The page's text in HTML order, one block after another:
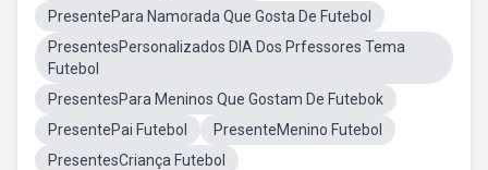
PresentePara Namorada Que Gosta De Futebol
PresentesPersonalizados DIA Dos Prfessores Tema
Futebol
PresentesPara Meninos Que Gostam De Futebok
PresentePai Futebol
PresenteMenino Futebol
PresentesCriança Futebol